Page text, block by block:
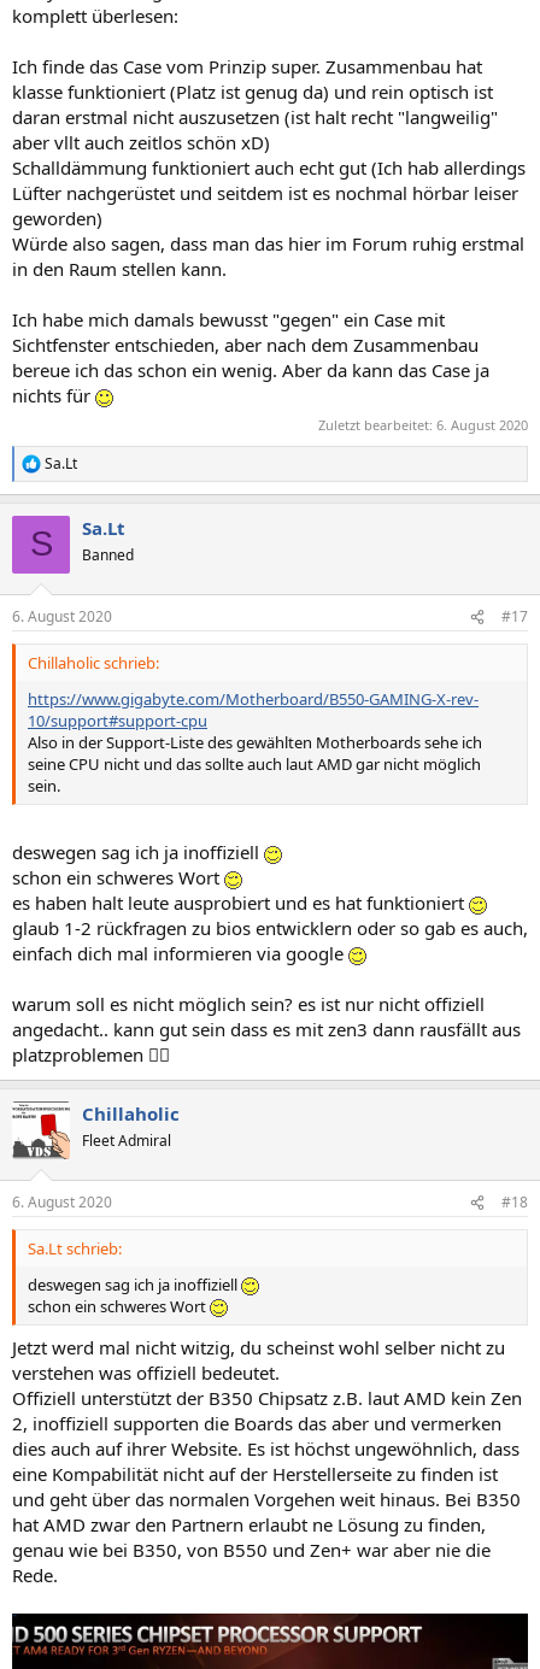
komplett überlesen:
Ich finde das Case vom Prinzip super. Zusammenbau hat
klasse funktioniert (Platz ist genug da) und rein optisch ist
daran erstmal nicht auszusetzen (ist halt recht "langweilig"
aber vllt auch zeitlos schön xD)
Schalldämmung funktioniert auch echt gut (Ich hab allerdings
Lüfter nachgerüstet und seitdem ist es nochmal hörbar leiser
geworden)
Würde also sagen, dass man das hier im Forum ruhig erstmal
in den Raum stellen kann.
Ich habe mich damals bewusst "gegen" ein Case mit
Sichtfenster entschieden, aber nach dem Zusammenbau
bereue ich das schon ein wenig. Aber da kann das Case ja
nichts für
Zuletzt bearbeitet: 6. August 2020
R
e
e
n
Sa.Lt
S Sa.Lt
Banned
6. August 2020 #17
Chillaholic schrieb:
https://www.gigabyte.com/Motherboard/B550-GAMING-X-rev-
10/support#support-cpu
Also in der Support-Liste des gewählten Motherboards sehe ich
seine CPU nicht und das sollte auch laut AMD gar nicht möglich
sein.
deswegen sag ich ja inoffiziell
schon ein schweres Wort
es haben halt leute ausprobiert und es hat funktioniert
glaub 1-2 rückfragen zu bios entwicklern oder so gab es auch,
einfach dich mal informieren via google
warum soll es nicht möglich sein? es ist nur nicht offiziell
angedacht.. kann gut sein dass es mit zen3 dann rausfällt aus
platzproblemen 🤷‍♀️
Chillaholic
Fleet Admiral
6. August 2020 #18
Sa.Lt schrieb:
deswegen sag ich ja inoffiziell
schon ein schweres Wort
Jetzt werd mal nicht witzig, du scheinst wohl selber nicht zu
verstehen was offiziell bedeutet.
Offiziell unterstützt der B350 Chipsatz z.B. laut AMD kein Zen
2, inoffiziell supporten die Boards das aber und vermerken
dies auch auf ihrer Website. Es ist höchst ungewöhnlich, dass
eine Kompabilität nicht auf der Herstellerseite zu finden ist
und geht über das normalen Vorgehen weit hinaus. Bei B350
hat AMD zwar den Partnern erlaubt ne Lösung zu finden,
genau wie bei B350, von B550 und Zen+ war aber nie die
Rede.